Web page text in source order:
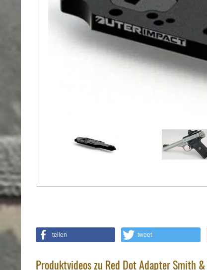
single
Holster-teilen tweet
Produktvideos zu Red Dot Adapter Smith